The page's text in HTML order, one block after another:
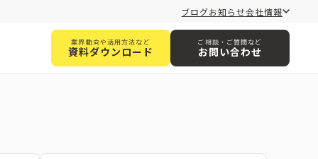
ブログお知らせ会社情報
業界動向や活用方法など
資料ダウンロード
ご相談・ご質問など
お問い合わせ